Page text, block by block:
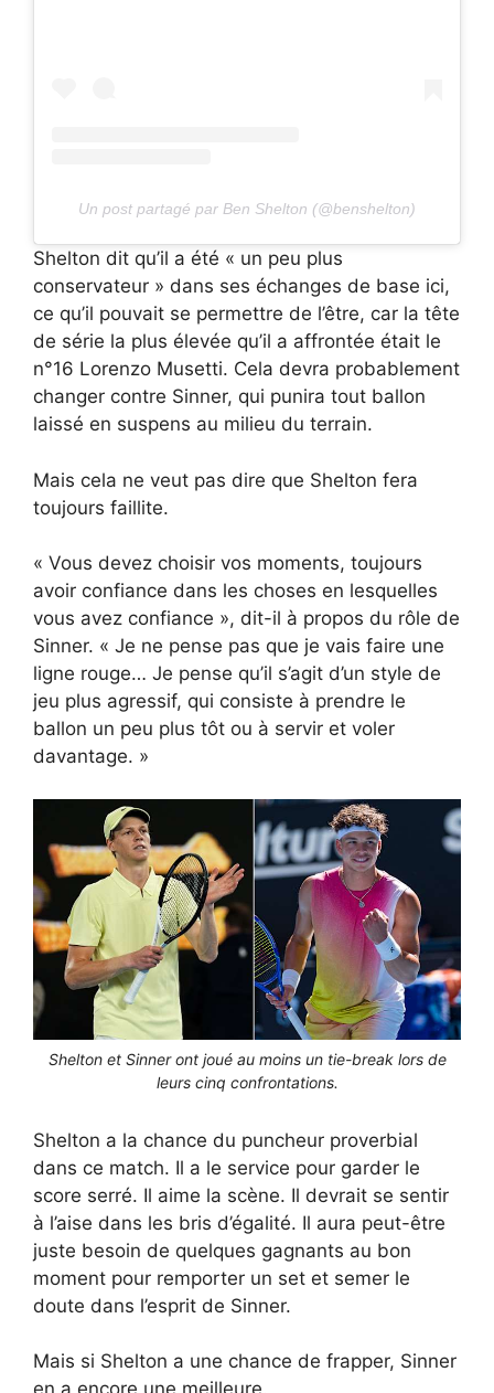
Un post partagé par Ben Shelton (@benshelton)
Shelton dit qu’il a été « un peu plus
conservateur » dans ses échanges de base ici,
ce qu’il pouvait se permettre de l’être, car la tête
de série la plus élevée qu’il a affrontée était le
n°16 Lorenzo Musetti. Cela devra probablement
changer contre Sinner, qui punira tout ballon
laissé en suspens au milieu du terrain.
Mais cela ne veut pas dire que Shelton fera
toujours faillite.
« Vous devez choisir vos moments, toujours
avoir confiance dans les choses en lesquelles
vous avez confiance », dit-il à propos du rôle de
Sinner. « Je ne pense pas que je vais faire une
ligne rouge… Je pense qu’il s’agit d’un style de
jeu plus agressif, qui consiste à prendre le
ballon un peu plus tôt ou à servir et voler
davantage. »
Shelton et Sinner ont joué au moins un tie-break lors de
leurs cinq confrontations.
Shelton a la chance du puncheur proverbial
dans ce match. Il a le service pour garder le
score serré. Il aime la scène. Il devrait se sentir
à l’aise dans les bris d’égalité. Il aura peut-être
juste besoin de quelques gagnants au bon
moment pour remporter un set et semer le
doute dans l’esprit de Sinner.
Mais si Shelton a une chance de frapper, Sinner